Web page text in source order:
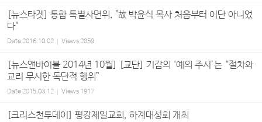
[뉴스타겟] 통합 특별사면위, "故 박윤식 목사 처음부터 이단 아니었
다"
Date2016.10.02 Views2059
[뉴스앤바이블 2014년 10월] [교단] 기감의 ‘예의 주시’는 “절차와
교리 무시한 독단적 행위”
Date2015.03.12 Views 1917
[크리스천투데이] 펑강제일교회, 하계대성회 개최